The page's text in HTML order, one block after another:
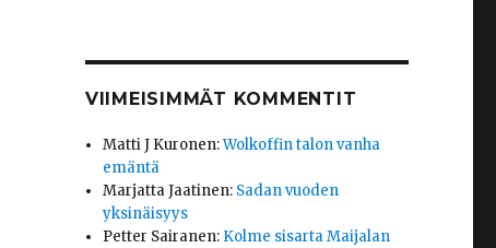
VIIMEISIMMÄT KOMMENTIT
Matti J Kuronen:Wolkoffin talon vanha
emäntä
Marjatta Jaatinen: Sadan vuoden
yksinäisyys
Petter Sairanen: Kolme sisarta Maijalan